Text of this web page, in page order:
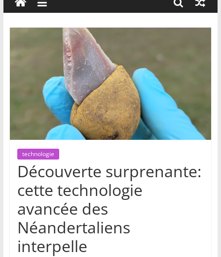
production
technologie
Découverte surprenante:
cette technologie
avancée des
Néandertaliens
interpelle